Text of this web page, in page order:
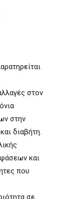
στον
στην
διαβήτη.
και
που
σε